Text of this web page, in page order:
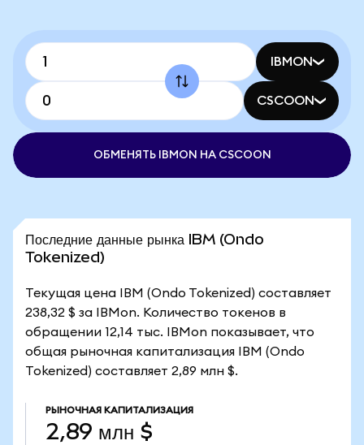
IBMON
CSCOON
ОБМЕНЯТЬ IBMON НА CSCOON
Последние данные рынка IBM (Ondo
Tokenized)
Текущая цена IBM (Ondo Tokenized) составляет
238,32 $ за IBMon. Количество токенов в
обращении 12,14 тыс. IBMon показывает, что
общая рыночная капитализация IBM (Ondo
Tokenized) составляет 2,89 млн $.
РЫНОЧНАЯ КАПИТАЛИЗАЦИЯ
2,89 млн $